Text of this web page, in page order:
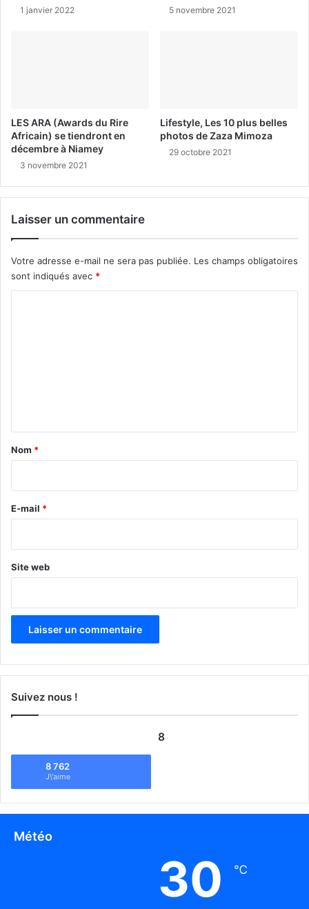
1 janvier 2022 5 novembre 2021
LES ARA (Awards du Rire
Africain) se tiendront en
décembre à Niamey
3 novembre 2021
Lifestyle, Les 10 plus belles
photos de Zaza Mimoza
29 octobre 2021
Laisser un commentaire
Votre adresse e-mail ne sera pas publiée. Les champs obligatoires
sont indiqués avec *
a
e
Nom *
E-mail *
Site web
Suivez nous !
8
8 762
J\'aime
Météo
30 ℃